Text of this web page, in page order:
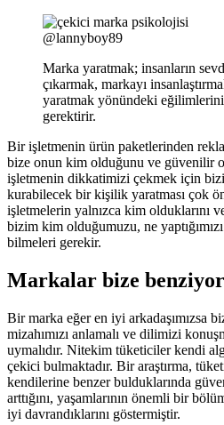
@lannyboy89
Marka yaratmak; insanların
çıkarmak, markayı
yaratmak yönündeki
gerektirir.
Bir işletmenin ürün paketlerinden
bize onun kim olduğunu ve güvenilir
işletmenin dikkatimizi çekmek için
kurabilecek bir kişilik yaratması çok
işletmelerin yalnızca kim olduklarını
bizim kim olduğumuzu, ne
bilmeleri gerekir.
Markalar bize
Bir marka eğer en iyi arkadaşımızsa
mizahımızı anlamalı ve dilimizi
uymalıdır. Nitekim tüketiciler kendi
çekici bulmaktadır. Bir araştırma,
kendilerine benzer bulduklarında
arttığını, yaşamlarının önemli bir
iyi davrandıklarını göstermiştir.